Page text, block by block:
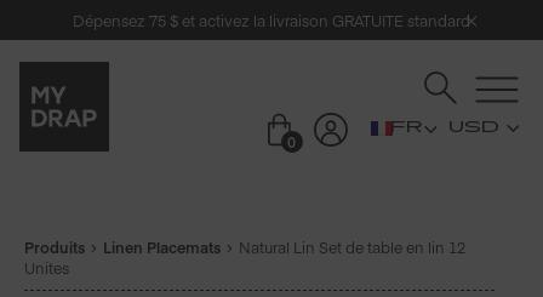
Dépensez 75 $ et activez la livraison GRATUITE standard
0
USD
Produits Linen Placemats
Natural Lin Set de table en lin 12
Unites